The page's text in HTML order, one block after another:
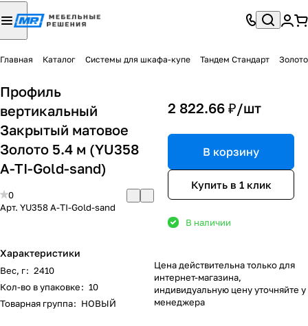
Главная Каталог Системы для шкафа-купе Тандем Стандарт
Профиль
вертикальный
Закрытый матовое
Золото 5.4 м (YU358
A-TI-Gold-sand)
0
Арт. YU358 A-TI-Gold-sand
Характеристики
Вес, г: 2410
Кол-во в упаковке: 10
Товарная группа: НОВЫЙ
2 822.66 ₽/шт
В корзину
Купить в 1 клик
В наличии
Цена действительна только для
интернет-магазина,
индивидуальную цену уточняйте у
менеджера